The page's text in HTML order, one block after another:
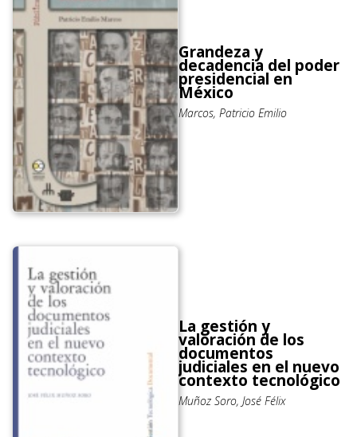
Grandeza y
decadencia del poder
presidencial en
México
Marcos, Patricio Emilio
La gestión y
valoración de los
documentos
judiciales en el nuevo
contexto tecnológico
Muñoz Soro, José Félix